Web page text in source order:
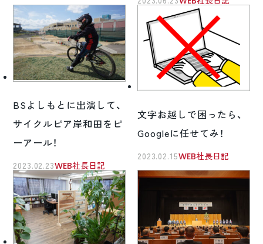
BSよしもとに出演して、
サイクルピア岸和田をピ
ーアール！
2023.02.23WEB社長日記
文字お越しで困ったら、
Googleに任せてみ！
2023.02.15WEB社長日記